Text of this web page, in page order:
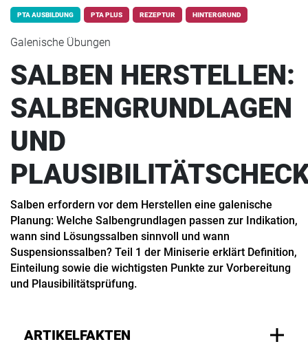
PTA AUSBILDUNG PTA PLUS REZEPTUR HINTERGRUND
Galenische Übungen
SALBEN HERSTELLEN:
SALBENGRUNDLAGEN
UND
Salben erfordern vor dem Herstellen eine galenische
Planung: Welche Salbengrundlagen passen zur Indikation,
wann sind Lösungssalben sinnvoll und wann
Suspensionssalben? Teil 1 der Miniserie erklärt Definition,
Einteilung sowie die wichtigsten Punkte zur Vorbereitung
und Plausibilitätsprüfung.
ARTIKELFAKTEN